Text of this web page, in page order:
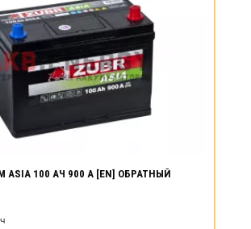
ASIA 100 АЧ 900 А [EN] ОБРАТНЫЙ